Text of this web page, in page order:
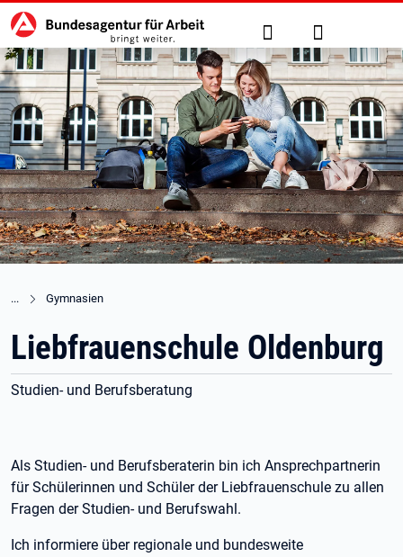
zu den Hauptinhalten springen
Hauptnavigation Suche Anmelden
Gymnasien
Liebfrauenschule Oldenburg
Studien- und Berufsberatung
Als Studien- und Berufsberaterin bin ich Ansprechpartnerin
für Schülerinnen und Schüler der Liebfrauenschule zu allen
Fragen der Studien- und Berufswahl.
Ich informiere über regionale und bundesweite